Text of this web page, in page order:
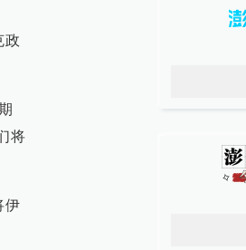
政
将
伊